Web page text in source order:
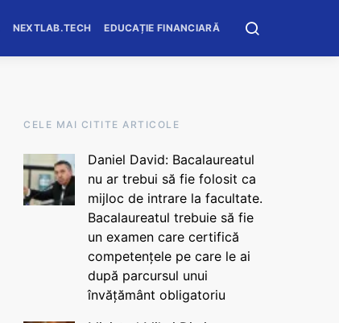
NEXTLAB.TECH EDUCAȚIE FINANCIARĂ
CELE MAI CITITE ARTICOLE
Daniel David: Bacalaureatul
nu ar trebui să fie folosit ca
mijloc de intrare la facultate.
Bacalaureatul trebuie să fie
un examen care certifică
competențele pe care le ai
după parcursul unui
învățământ obligatoriu